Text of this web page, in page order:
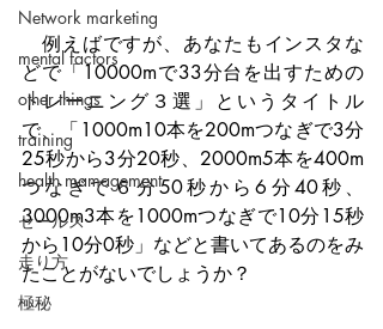
Network marketing
mental factors
other things
training
health mamagement
セールス
走り方
極秘
例えばですが、あなたもインスタな
どで「10000mで33分台を出すための
トレーニング３選」というタイトル
で、「1000m10本を200mつなぎで3分
25秒から3分20秒、2000m5本を400m
つなぎで６分50秒から6分40秒、
3000m3本を1000mつなぎで10分15秒
から10分0秒」などと書いてあるのをみ
たことがないでしょうか？